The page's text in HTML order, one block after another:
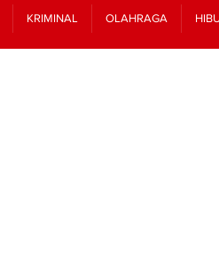
KRIMINAL OLAHRAGA